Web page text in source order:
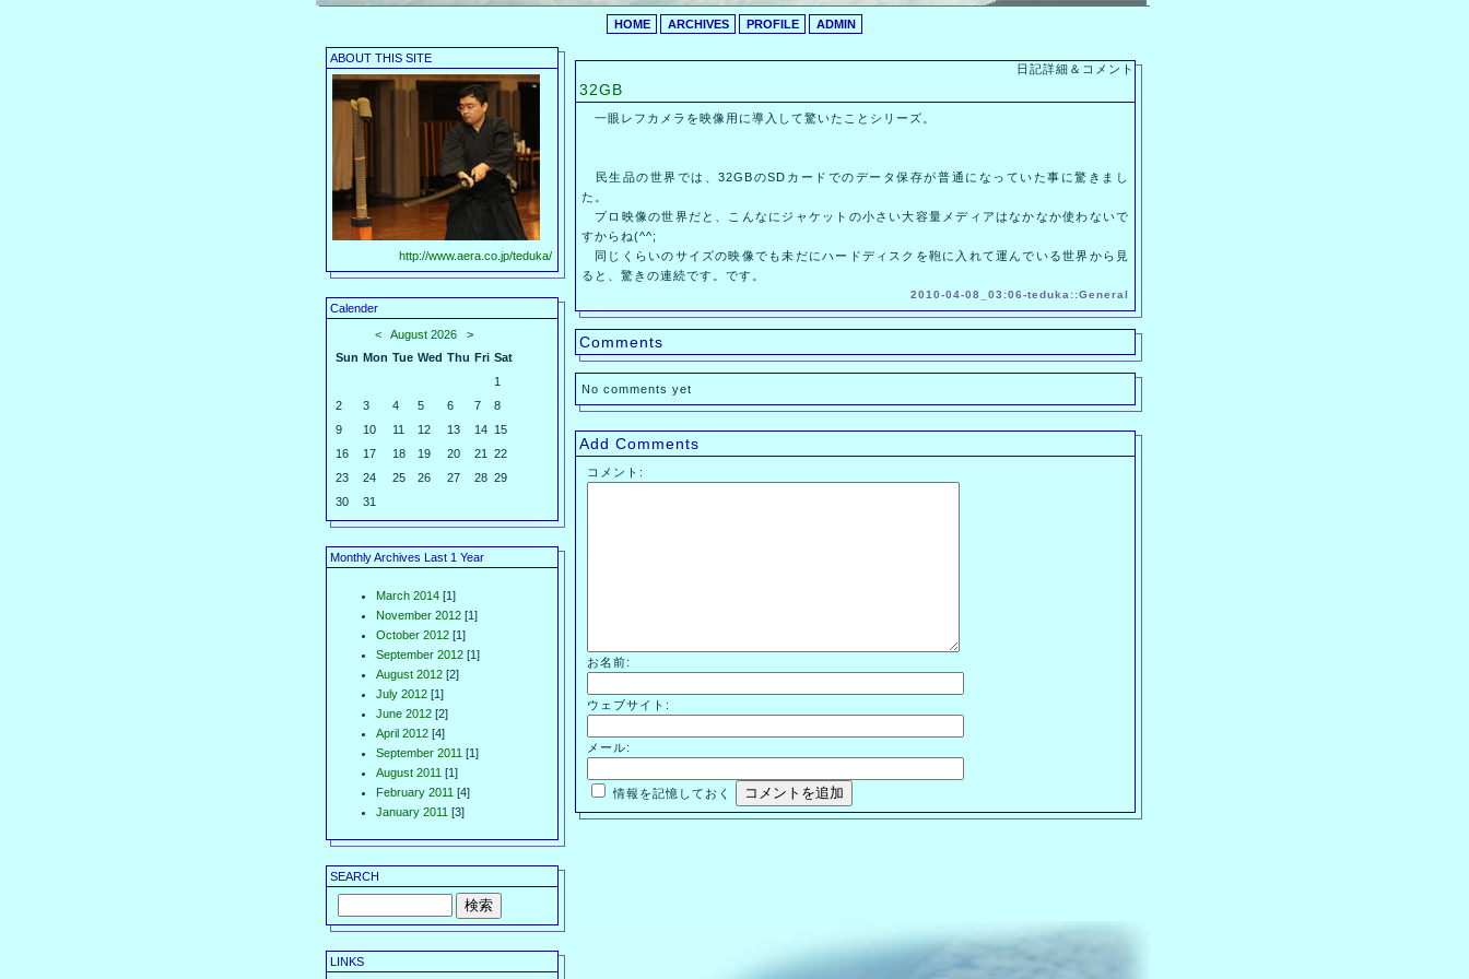
HOME ARCHIVES PROFILE ADMIN
ABOUT THIS SITE
http://www.aera.co.jp/teduka/
Calender
<
August 2026 >
Sun Mon Tue Wed Thu Fri Sat
1
2
3 4 5 6 7
8
9
10 11 12 13 14 15
16
17 18 19 20 21
22
23
24 25 26 27 28 29
30
31
Monthly Archives Last 1 Year
March 2014 [1]
November 2012 [1]
October 2012 [1]
September 2012 [1]
August 2012 [2]
July 2012 [1]
June 2012 [2]
April 2012 [4]
September 2011 [1]
August 2011 [1]
February 2011 [4]
January 2011 [3]
SEARCH
LINKS
日記詳細＆コメント
32GB
一眼レフカメラを映像用に導入して驚いたことシリーズ。
民生品の世界では、32GBのSDカードでのデータ保存が普通になっていた事に驚きまし
た。
プロ映像の世界だと、こんなにジャケットの小さい大容量メディアはなかなか使わないで
すからね(^^;
同じくらいのサイズの映像でも未だにハードディスクを鞄に入れて運んでいる世界から見
ると、驚きの連続です。です。
2010-04-08_03:06-teduka ::General
Comments
No comments yet
Add Comments
コメント:
お名前:
ウェブサイト:
メール:
情報を記憶しておく